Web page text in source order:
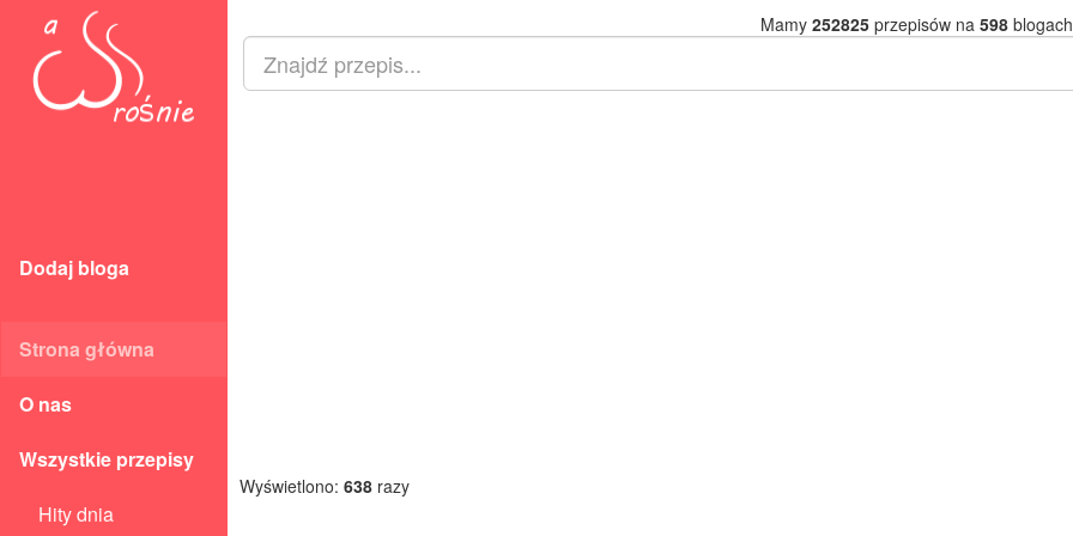
Dodaj bloga
Strona główna
O nas
Wszystkie przepisy
Hity dnia
Mamy 252825przepisów na 598
Wyświetlono: 638 razy